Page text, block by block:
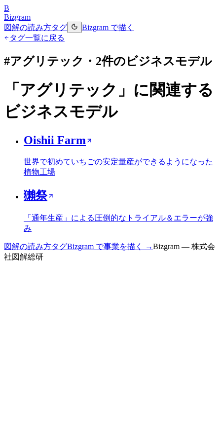
B
Bizgram
図解の読み方タグ
Bizgram で描く
タグ一覧に戻る
#アグリテック ・ 2件のビジネスモデル
「 アグリテック 」に関連する
ビジネスモデル
Oishii Farm
世界で初めていちごの安定量産ができるようになった
植物工場
獺祭
「通年生産」による圧倒的なトライアル＆エラーが強
み
図解の読み方タグBizgram で事業を描く →Bizgram — 株式会
社図解総研